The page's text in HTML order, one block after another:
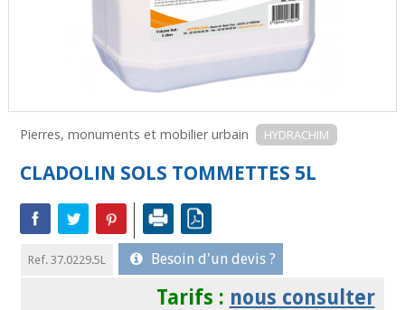
Pierres, monuments et mobilier urbain HYDRACHIM
CLADOLIN SOLS TOMMETTES 5L
Ref. 37.0229.5L Besoin d'un devis ?
Tarifs : nous consulter